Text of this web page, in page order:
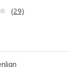
i alt:
Anmeld: 4.2 ud
(29)